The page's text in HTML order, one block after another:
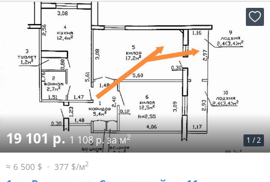
1 /2
19 101 р.1 108 р. за м2
≈ 6 500 $ 377 $/м2